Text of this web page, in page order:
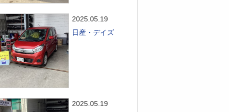
2025.05.19
日産・デイズ
2025.05.19